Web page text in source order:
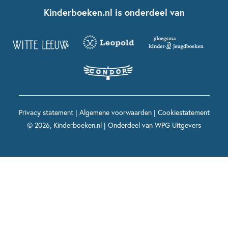
Kinderboeken diversiteit
Grappige kinderboeken
Spannende kinderboeken
Boekentips 12+ jaar
Voor volwassenen
Spekkie en Sproet
Maxi & Helium
Voor het onderwijs
Kinderboeken.nl is onderdeel van
Privacy statement| Algemene voorwaarden| Cookiestatement
© 2026, Kinderboeken.nl | Onderdeel van WPG Uitgevers